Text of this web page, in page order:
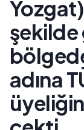
şekilde
adına